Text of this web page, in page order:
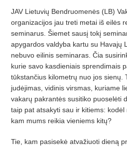
JAV Lietuvių Bendruomenės (LB)
organizacijos jau treti metai iš eilės
seminarus. Šiemet sausį tokį
apygardos valdyba kartu su Havajų
nebuvo eilinis seminaras. Čia
kurie savo kasdieniais sprendimais
tūkstančius kilometrų nuo jos sienų.
judėjimas, vidinis virsmas, kuriame
vakarų pakrantės susitiko puoselėti
taip pat atsakyti sau ir kitiems:
kam mums reikia vieniems kitų?
Tie, kam pasisekė atvažiuoti dieną